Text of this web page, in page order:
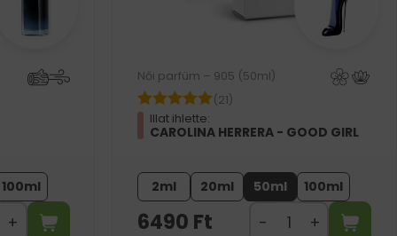
100ml
Női parfüm – 905 (50ml)
(21)
Illat ihlette:
CAROLINA HERRERA - GOOD GIRL
2ml 20ml 50ml 100ml
6490 Ft